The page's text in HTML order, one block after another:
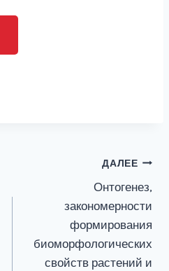
ДАЛЕЕ
Онтогенез,
закономерности
формирования
биоморфологических
свойств растений и